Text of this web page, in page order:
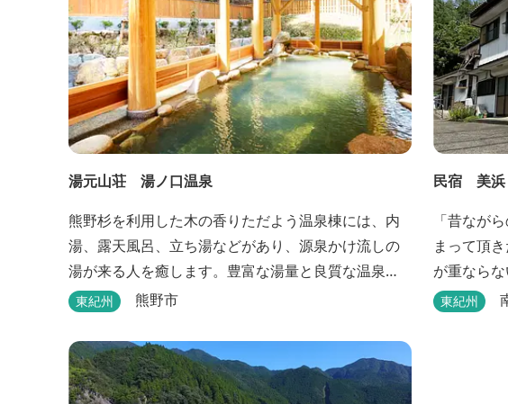
湯元山荘 湯ノ口温泉
熊野杉を利用した木の香りただよう温泉棟には、内
湯、露天風呂、立ち湯などがあり、源泉かけ流しの
湯が来る人を癒します。豊富な湯量と良質な温泉
で、日帰り入浴はもちろん、バンガローやロッジな
たりと温泉を楽しむ人も多いです。
東紀州 熊野市
民宿 美浜
「昔なが
まって頂
が重なら
るべく、
東紀州